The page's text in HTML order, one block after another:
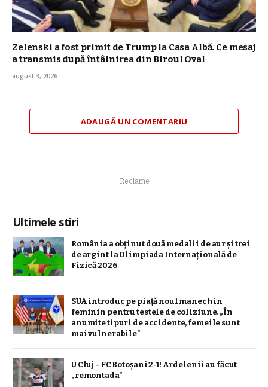
Zelenski a fost primit de Trump la Casa Albă. Ce mesaj
a transmis după întâlnirea din Biroul Oval
august 3, 2026
ADAUGĂ UN COMENTARIU
Reclame
Ultimele stiri
România a obţinut două medalii de aur şi trei
de argint la Olimpiada Internaţională de
Fizică 2026
SUA introduc pe piață noul manechin
feminin pentru testele de coliziune. „În
anumite tipuri de accidente, femeile sunt
mai vulnerabile”
U Cluj – FC Botoșani 2-1! Ardelenii au făcut
„remontada”